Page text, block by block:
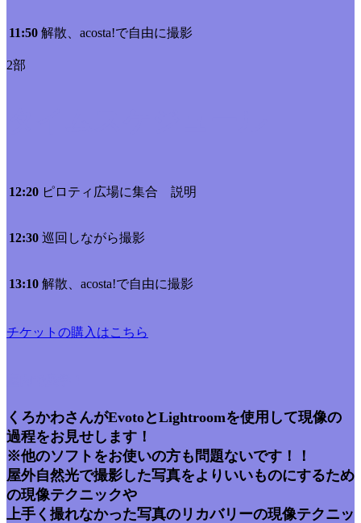
11:50 解散、acosta!で自由に撮影
2部
12:20 ピロティ広場に集合 説明
12:30 巡回しながら撮影
13:10 解散、acosta!で自由に撮影
チケットの購入はこちら
くろかわさんがEvotoとLightroomを使用して現像の
過程をお見せします！
※他のソフトをお使いの方も問題ないです！！
屋外自然光で撮影した写真をよりいいものにするため
の現像テクニックや
上手く撮れなかった写真のリカバリーの現像テクニッ